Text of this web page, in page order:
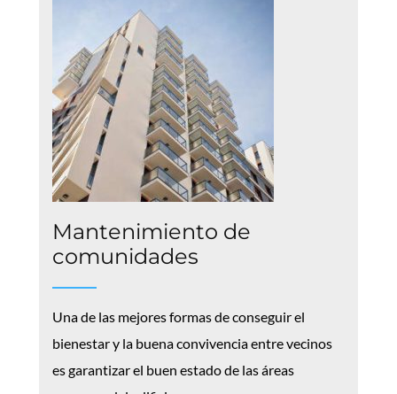
Mantenimiento de
comunidades
Una de las mejores formas de conseguir el
bienestar y la buena convivencia entre vecinos
es garantizar el buen estado de las áreas